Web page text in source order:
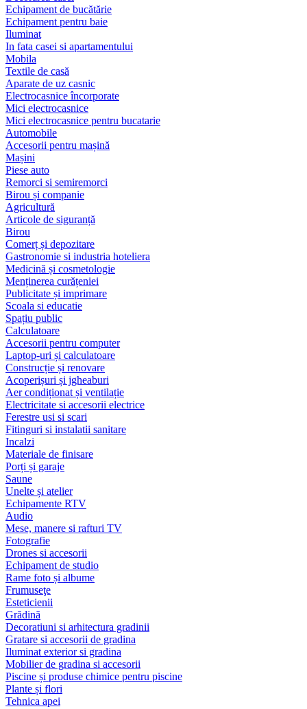
Echipament de bucătărie
Echipament pentru baie
Iluminat
In fata casei si apartamentului
Mobila
Textile de casă
Aparate de uz casnic
Electrocasnice încorporate
Mici electrocasnice
Mici electrocasnice pentru bucatarie
Automobile
Accesorii pentru mașină
Mașini
Piese auto
Remorci si semiremorci
Birou și companie
Agricultură
Articole de siguranță
Birou
Comerț și depozitare
Gastronomie si industria hoteliera
Medicină și cosmetologie
Menținerea curățeniei
Publicitate și imprimare
Scoala si educatie
Spațiu public
Calculatoare
Accesorii pentru computer
Laptop-uri și calculatoare
Construcție și renovare
Acoperișuri și jgheaburi
Aer condiționat și ventilație
Electricitate si accesorii electrice
Ferestre usi si scari
Fitinguri si instalatii sanitare
Incalzi
Materiale de finisare
Porți și garaje
Saune
Unelte și atelier
Echipamente RTV
Audio
Mese, manere si rafturi TV
Fotografie
Drones si accesorii
Echipament de studio
Rame foto și albume
Frumuseţe
Esteticienii
Grădină
Decoratiuni si arhitectura gradinii
Gratare si accesorii de gradina
Iluminat exterior si gradina
Mobilier de gradina si accesorii
Piscine și produse chimice pentru piscine
Plante și flori
Tehnica apei